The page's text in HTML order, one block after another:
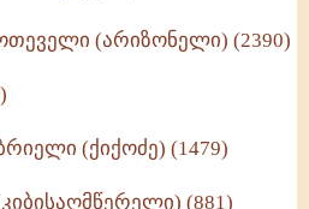
სახელმძღვანელო -
(არიზონელი) (2390)
(ქიქოძე) (1479)
(881)